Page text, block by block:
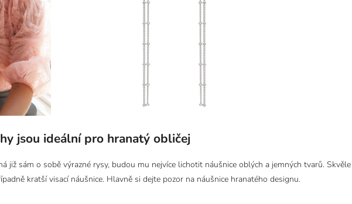
jsou ideální pro hranatý obličej
již sám o sobě výrazné rysy, budou mu nejvíce lichotit náušnice oblých a jemných tvarů.
kratší visací náušnice. Hlavně si dejte pozor na náušnice hranatého designu.